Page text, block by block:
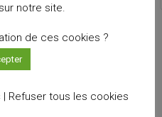
qui vous ont échappé !
notre site.
de ces cookies ?
| Refuser tous les cookies